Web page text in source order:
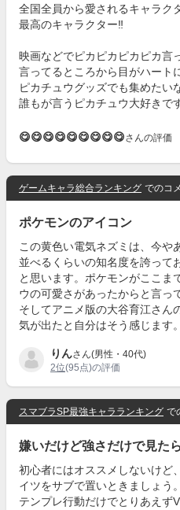
全国全員から愛されるキャラク
最高のキャラクター‼️
映画などでピカピカピカピカ言
言ってるところから目がハート
ピカチュウグッズでも集めたい
誰もが言うピカチュウ大好きで
😋😋😋😋😋😋😋😋😋さんの評価
ゲームキャラ総合ランキング でのコ
ポケモンのアイコン
この黄色い電気ネズミは、今や
並べるくらいの知名度を誇って
と思います。ポケモンがここま
ウの可愛さがあったからと言っ
そしてアニメ版の大谷育江さん
気が出たと自分はそう感じます。
りんさん(男性・40代)
2位(95点)の評価
スマブラSP最強キャラランキング で
嫌いだけど強さだけで見たら
初心者にはオススメしないけど
イツをサブで置いときましょう。
テンプレ行動だけでとりあえず